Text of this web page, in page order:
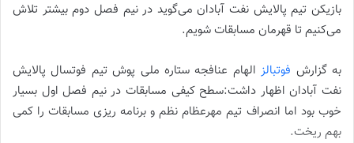
بازیکن تیم پالایش نفت آبادان می‌گوید در نیم فصل دوم بیشتر تلاش
می‌کنیم تا قهرمان مسابقات شویم.
به گزارش فوتبالزالهام عنافجه ستاره ملی پوش تیم فوتسال پالایش
نفت آبادان اظهار داشت:سطح کیفی مسابقات در نیم فصل اول بسیار
خوب بود اما انصراف تیم مهرعظام نظم و برنامه ریزی مسابقات را کمی
بهم ریخت.